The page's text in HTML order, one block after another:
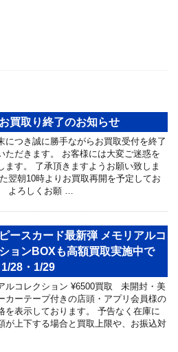
買取り終了のお知らせ
につき誠に勝手ながらお買取受付を終了
ただきます。 お客様には大変ご迷惑を
ます。 了承頂きますようお願い致しま
翌朝10時よりお買取再開を予定してお
よろしくお願 …
ースカード最新弾 メモリアルコ
ョンBOXも高額買取実施中で
28・1/29
ルコレクション ¥6500買取 未開封・美
カーテープ付きの店頭・アプリ会員様の
を表示しております。 予告なく在庫に
が上下する場合と買取上限や、お振込対